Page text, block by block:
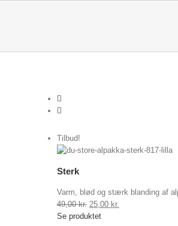
Tilbud!
Sterk
Varm, blød og stærk blanding af
49,00kr. Original
price
25,00 kr.
Se produktet